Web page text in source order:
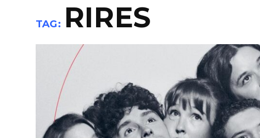
TAG: RIRES